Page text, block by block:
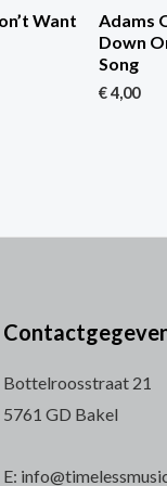
Want
Adams
Down
Song
€4,00
Bottelroosstraat 21
5761 GD Bakel
E: